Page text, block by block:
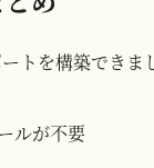
トを構築でき
ルが不要